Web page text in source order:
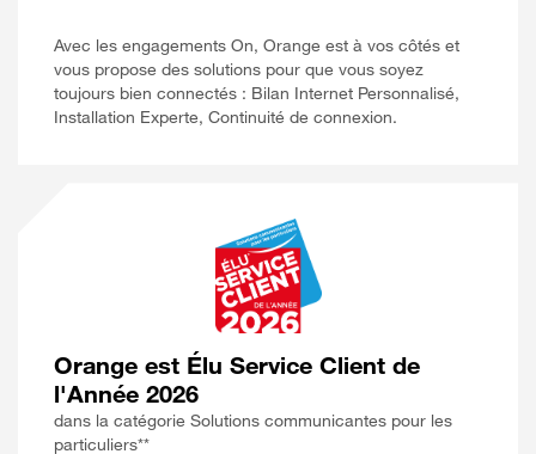
Avec les engagements On, Orange est à vos côtés et
vous propose des solutions pour que vous soyez
toujours bien connectés : Bilan Internet Personnalisé,
Installation Experte, Continuité de connexion.
Orange est Élu Service Client de
l'Année 2026
dans la catégorie Solutions communicantes pour les
particuliers**